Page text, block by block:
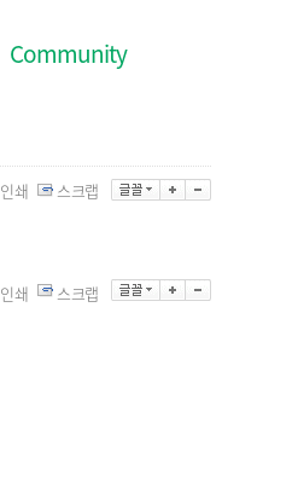
Community
인쇄 스크랩
인쇄 스크랩